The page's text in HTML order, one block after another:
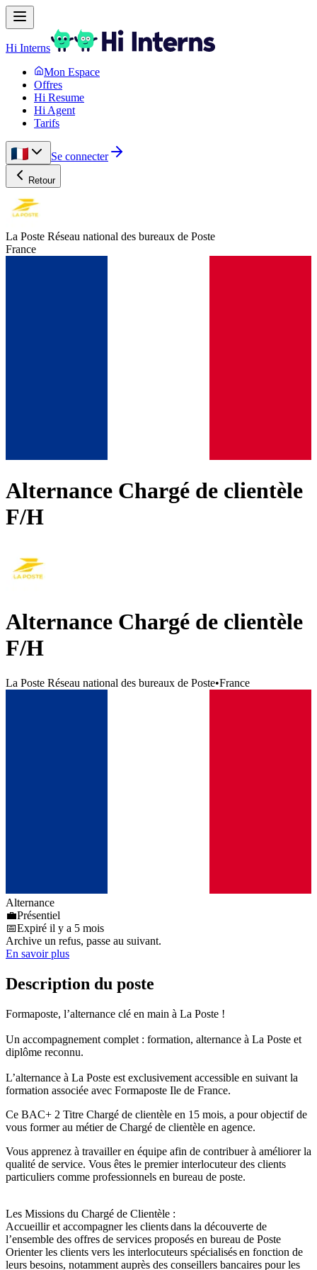
Hi Interns
Mon Espace
Offres
Hi Resume
Hi Agent
Tarifs
Se connecter
Retour
La Poste Réseau national des bureaux de Poste
France
Alternance Chargé de clientèle
F/H
Alternance Chargé de clientèle
F/H
La Poste Réseau national des bureaux de Poste•France
Alternance
💼Présentiel
📅Expiré il y a 5 mois
Archive un refus, passe au suivant.
En savoir plus
Description du poste
Formaposte, l’alternance clé en main à La Poste !
Un accompagnement complet : formation, alternance à La Poste et
diplôme reconnu.
L’alternance à La Poste est exclusivement accessible en suivant la
formation associée avec Formaposte Ile de France.
Ce BAC+ 2 Titre Chargé de clientèle en 15 mois, a pour objectif de
vous former au métier de Chargé de clientèle en agence.
Vous apprenez à travailler en équipe afin de contribuer à améliorer la
qualité de service. Vous êtes le premier interlocuteur des clients
particuliers comme professionnels en bureau de poste.
Les Missions du Chargé de Clientèle :
Accueillir et accompagner les clients dans la découverte de
l’ensemble des offres de services proposés en bureau de Poste
Orienter les clients vers les interlocuteurs spécialisés en fonction de
leurs besoins, notamment auprès des conseillers bancaires pour les